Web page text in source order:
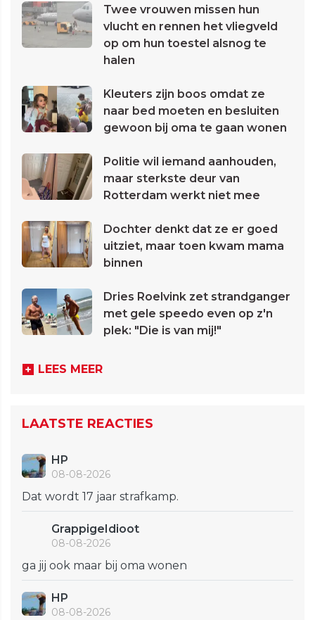
Twee vrouwen missen hun
vlucht en rennen het vliegveld
op om hun toestel alsnog te
halen
Kleuters zijn boos omdat ze
naar bed moeten en besluiten
gewoon bij oma te gaan wonen
Politie wil iemand aanhouden,
maar sterkste deur van
Rotterdam werkt niet mee
Dochter denkt dat ze er goed
uitziet, maar toen kwam mama
binnen
Dries Roelvink zet strandganger
met gele speedo even op z'n
plek: "Die is van mij!"
LEES MEER
LAATSTE REACTIES
HP
08-08-2026
Dat wordt 17 jaar strafkamp.
GrappigeIdioot
08-08-2026
ga jij ook maar bij oma wonen
HP
08-08-2026